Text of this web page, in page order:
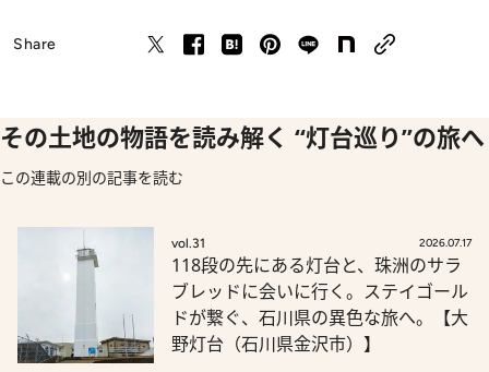
Share
その土地の物語を読み解く “灯台巡り”の旅へ
この連載の別の記事を読む
vol.31 2026.07.17
118段の先にある灯台と、珠洲のサラ
ブレッドに会いに行く。ステイゴール
ドが繋ぐ、石川県の異色な旅へ。【大
野灯台（石川県金沢市）】